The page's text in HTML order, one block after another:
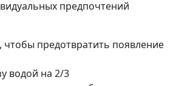
предпочтений
чтобы предотвратить появление
водой на 2/3